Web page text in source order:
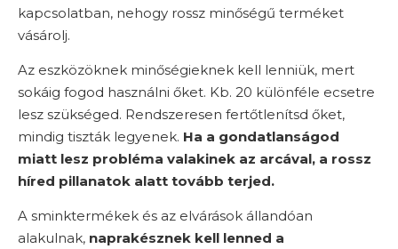
kapcsolatban, nehogy rossz minőségű terméket
vásárolj.
Az eszközöknek minőségieknek kell lenniük, mert
sokáig fogod használni őket. Kb. 20 különféle ecsetre
lesz szükséged. Rendszeresen fertőtlenítsd őket,
mindig tiszták legyenek. Ha a gondatlanságod
miatt lesz probléma valakinek az arcával, a rossz
híred pillanatok alatt tovább terjed.
A sminktermékek és az elvárások állandóan
alakulnak, naprakésznek kell lenned a